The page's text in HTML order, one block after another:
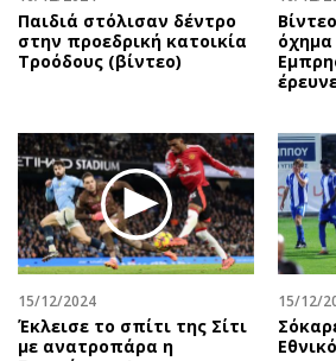
Παιδιά στόλισαν δέντρο
στην προεδρική κατοικία
Τροόδους (βίντεο)
15/12/2024
Έκλεισε το σπίτι της Σίτι
με ανατροπάρα η
15/12/